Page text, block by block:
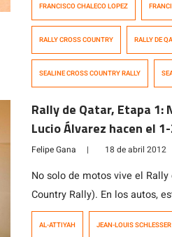
especial cronometrada, López
sin presentar mayores
FRANCISCO CHALECO LOPEZ
RALLY CROSS COUNTRY RALLY DE
SEALINE CROSS COUNTRY RALLY
Rally de Qatar, Etapa
Lucio Álvarez hacen el
Toyota
Felipe Gana | 18 de abril 2012
No solo de motos vive el
Country Rally). En los autos,
cargada de estrellas con la
AL-ATTIYAH JEAN-LOUIS SCHLESSER